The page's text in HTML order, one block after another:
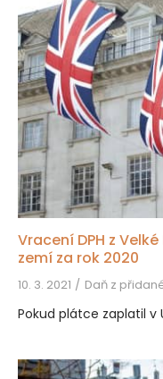
Vracení DPH z
zemí za rok 2020
10. 3. 2021 Daň z
Pokud plátce zaplatil v